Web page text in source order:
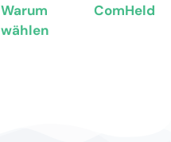
Warum ComHeld
wählen